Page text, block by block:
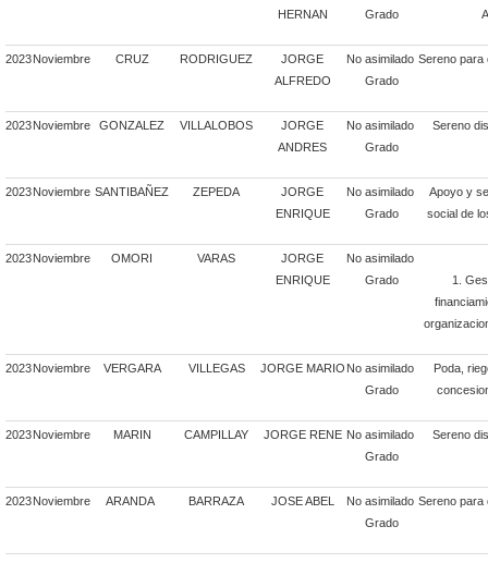
HERNAN
Grado
2023Noviembre CRUZ RODRIGUEZ
JORGE
ALFREDO
No asimilado
Grado
Sereno para
2023Noviembre GONZALEZ VILLALOBOS
JORGE
ANDRES
No asimilado
Grado
Sereno
2023Noviembre SANTIBAÑEZ ZEPEDA
JORGE
ENRIQUE
No asimilado
Grado
Apoyo y
social de
2023Noviembre OMORI VARAS
JORGE
ENRIQUE
No asimilado
Grado
1.
2023Noviembre VERGARA VILLEGAS JORGE MARIO No asimilado
Grado
Poda,
2023Noviembre MARIN CAMPILLAY JORGE RENE No asimilado
Grado
Sereno
2023Noviembre ARANDA BARRAZA JOSE ABEL
No asimilado
Grado
Sereno para